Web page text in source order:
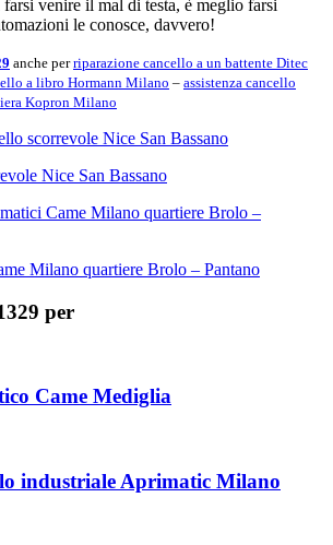
farsi venire il mal di testa, è meglio farsi
le conosce, davvero!
anche perriparazione cancello a un battente Ditec
a libro Hormann Milano – assistenza cancello
Kopron Milano
Nice San Bassano
Milano quartiere Brolo – Pantano
per
Came Mediglia
industriale Aprimatic Milano